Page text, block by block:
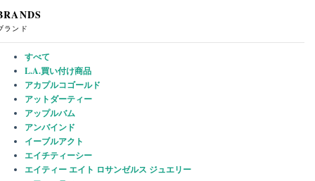
ランド
すべて
L.A.買い付け商品
アカプルコゴールド
アットダーティー
アップルバム
アンバインド
イーブルアクト
エイチティーシー
エイティー エイト ロサンゼルス ジュエリー